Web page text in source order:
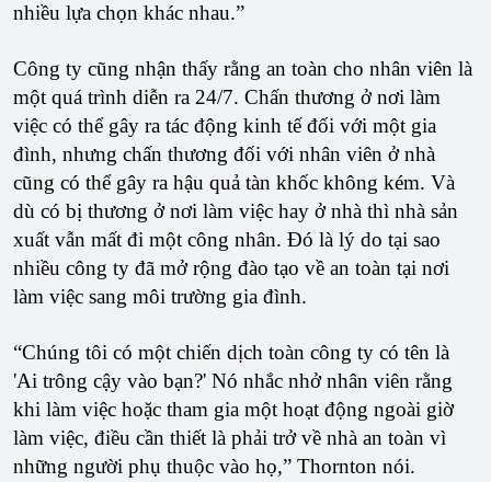
nhiều lựa chọn khác nhau.”
Công ty cũng nhận thấy rằng an toàn cho nhân viên là
một quá trình diễn ra 24/7. Chấn thương ở nơi làm
việc có thể gây ra tác động kinh tế đối với một gia
đình, nhưng chấn thương đối với nhân viên ở nhà
cũng có thể gây ra hậu quả tàn khốc không kém. Và
dù có bị thương ở nơi làm việc hay ở nhà thì nhà sản
xuất vẫn mất đi một công nhân. Đó là lý do tại sao
nhiều công ty đã mở rộng đào tạo về an toàn tại nơi
làm việc sang môi trường gia đình.
“Chúng tôi có một chiến dịch toàn công ty có tên là
'Ai trông cậy vào bạn?' Nó nhắc nhở nhân viên rằng
khi làm việc hoặc tham gia một hoạt động ngoài giờ
làm việc, điều cần thiết là phải trở về nhà an toàn vì
những người phụ thuộc vào họ,” Thornton nói.